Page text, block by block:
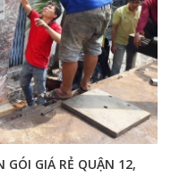
GÓI GIÁ RẺ QUẬN 12,